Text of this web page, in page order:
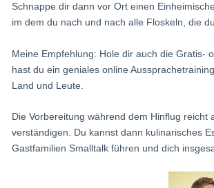
Schnappe dir dann vor Ort einen
im dem du nach und nach alle Floskeln, die
Meine Empfehlung: Hole dir auch die Gratis-
hast du ein geniales online
Land und Leute.
Die Vorbereitung während dem Hinflug
verständigen. Du kannst dann kulinarisches
Gastfamilien Smalltalk führen und dich